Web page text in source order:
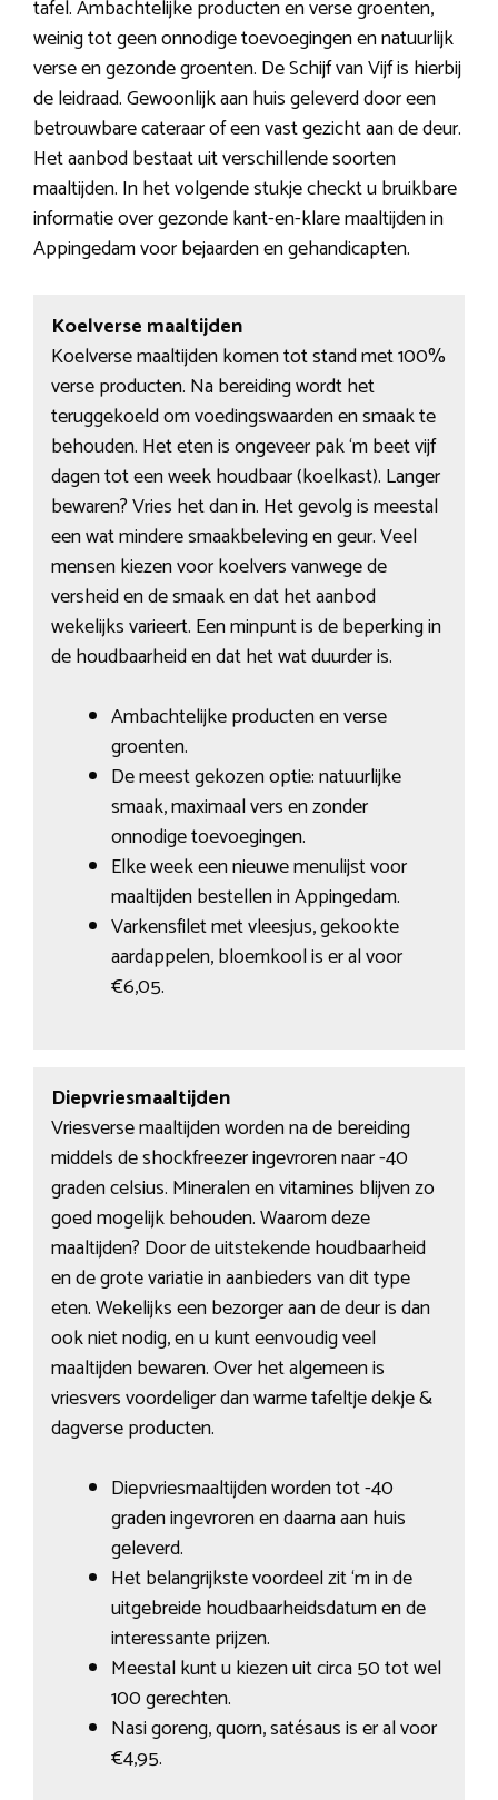
tafel. Ambachtelijke producten en verse groenten,
weinig tot geen onnodige toevoegingen en natuurlijk
verse en gezonde groenten. De Schijf van Vijf is hierbij
de leidraad. Gewoonlijk aan huis geleverd door een
betrouwbare cateraar of een vast gezicht aan de deur.
Het aanbod bestaat uit verschillende soorten
maaltijden. In het volgende stukje checkt u bruikbare
informatie over gezonde kant-en-klare maaltijden in
Appingedam voor bejaarden en gehandicapten.
Koelverse maaltijden
Koelverse maaltijden komen tot stand met 100%
verse producten. Na bereiding wordt het
teruggekoeld om voedingswaarden en smaak te
behouden. Het eten is ongeveer pak ‘m beet vijf
dagen tot een week houdbaar (koelkast). Langer
bewaren? Vries het dan in. Het gevolg is meestal
een wat mindere smaakbeleving en geur. Veel
mensen kiezen voor koelvers vanwege de
versheid en de smaak en dat het aanbod
wekelijks varieert. Een minpunt is de beperking in
de houdbaarheid en dat het wat duurder is.
Ambachtelijke producten en verse
groenten.
De meest gekozen optie: natuurlijke
smaak, maximaal vers en zonder
onnodige toevoegingen.
Elke week een nieuwe menulijst voor
maaltijden bestellen in Appingedam.
Varkensfilet met vleesjus, gekookte
aardappelen, bloemkool is er al voor
€6,05.
Diepvriesmaaltijden
Vriesverse maaltijden worden na de bereiding
middels de shockfreezer ingevroren naar -40
graden celsius. Mineralen en vitamines blijven zo
goed mogelijk behouden. Waarom deze
maaltijden? Door de uitstekende houdbaarheid
en de grote variatie in aanbieders van dit type
eten. Wekelijks een bezorger aan de deur is dan
ook niet nodig, en u kunt eenvoudig veel
maaltijden bewaren. Over het algemeen is
vriesvers voordeliger dan warme tafeltje dekje &
dagverse producten.
Diepvriesmaaltijden worden tot -40
graden ingevroren en daarna aan huis
geleverd.
Het belangrijkste voordeel zit ‘m in de
uitgebreide houdbaarheidsdatum en de
interessante prijzen.
Meestal kunt u kiezen uit circa 50 tot wel
100 gerechten.
Nasi goreng, quorn, satésaus is er al voor
€4,95.